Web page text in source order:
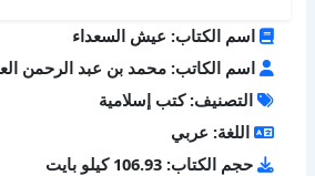
اسم الكتاب: عيش السعداء
اسم الكاتب: محمد بن عبد الرحمن
التصنيف: كتب إسلامية
اللغة: عربي
حجم الكتاب: 106.93 كيلو بايت